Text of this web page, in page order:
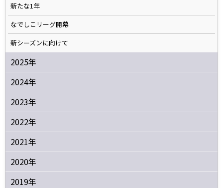
新たな1年
なでしこリーグ開幕
新シーズンに向けて
2025年
2024年
2023年
2022年
2021年
2020年
2019年